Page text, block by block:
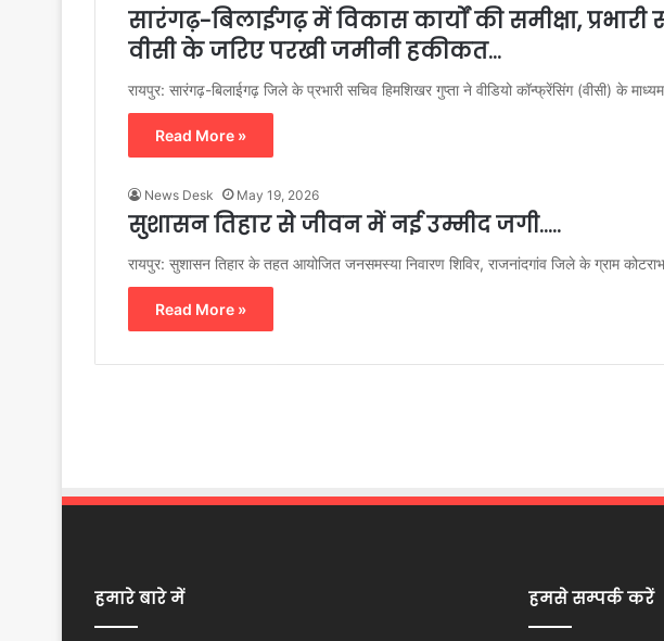
सारंगढ़-बिलाईगढ़ में विकास कार्यों की समीक्षा,
वीसी के जरिए परखी जमीनी हकीकत…
​रायपुर: सारंगढ़-बिलाईगढ़ जिले के प्रभारी सचिव हिमशिखर गुप्ता ने वीडियो कॉन्फ्रेंसिंग (वीसी) के
Read More »
News Desk May 19, 2026
सुशासन तिहार से जीवन में नई उम्मीद जगी…..
रायपुर: सुशासन तिहार के तहत आयोजित जनसमस्या निवारण शिविर, राजनांदगांव जिले के ग्राम
Read More »
हमारे बारे में हमसे सम्पर्क करें